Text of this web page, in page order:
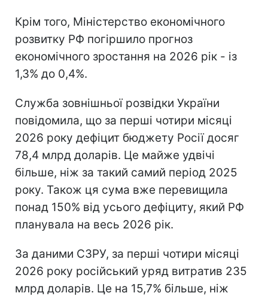
Крім того, Міністерство економічного
розвитку РФ погіршило прогноз
економічного зростання на 2026 рік - із
1,3% до 0,4%.
Служба зовнішньої розвідки України
повідомила, що за перші чотири місяці
2026 року дефіцит бюджету Росії досяг
78,4 млрд доларів. Це майже удвічі
більше, ніж за такий самий період 2025
року. Також ця сума вже перевищила
понад 150% від усього дефіциту, який РФ
планувала на весь 2026 рік.
За даними СЗРУ, за перші чотири місяці
2026 року російський уряд витратив 235
млрд доларів. Це на 15,7% більше, ніж